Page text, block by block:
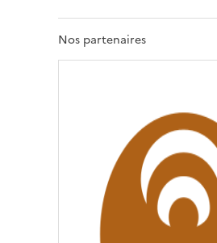
Nos partenaires